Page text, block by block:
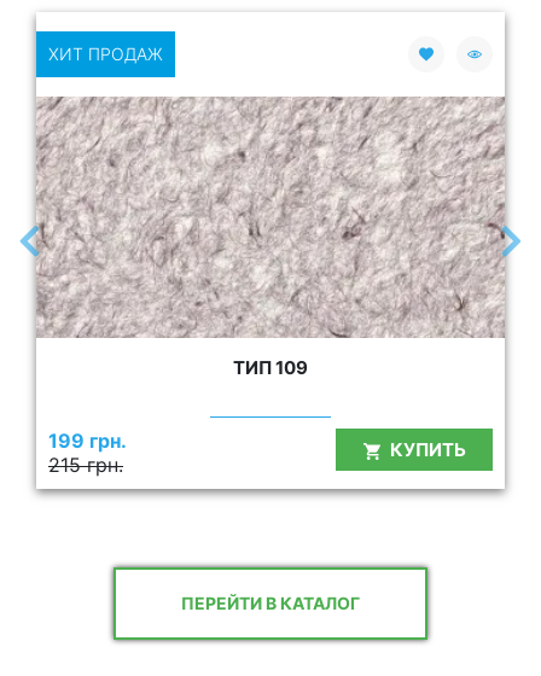
ХИТ ПРОДАЖ
ТИП 109
215 грн.
199 грн. КУПИТЬ
ПЕРЕЙТИ В КАТАЛОГ